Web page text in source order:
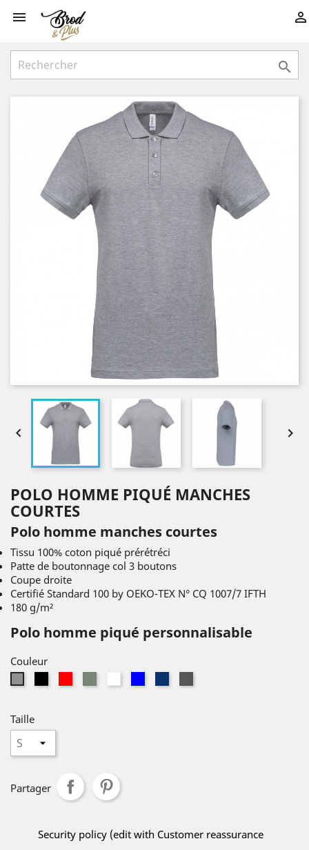
 

 
POLO HOMME PIQUÉ MANCHES
COURTES
Polo homme manches courtes
Tissu 100% coton piqué prérétréci
Patte de boutonnage col 3 boutons
Coupe droite
Certifié Standard 100 by OEKO-TEX N° CQ 1007/7 IFTH
180 g/m²
Polo homme piqué personnalisable
Couleur
Taille
Partager
Security policy (edit with Customer reassurance